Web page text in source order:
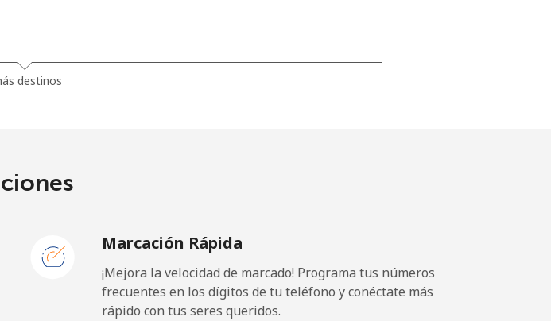
21 min por ⁦$5⁩ -
destinos
Marcación Rápida
¡Mejora la velocidad de marcado! Programa tus números
frecuentes en los dígitos de tu teléfono y conéctate más
rápido con tus seres queridos.